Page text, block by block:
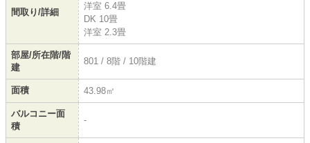
間取り/詳細
洋室 6.4畳
DK 10畳
洋室 2.3畳
部屋/所在階/階
建
801 / 8階 / 10階建
面積 43.98㎡
バルコニー面
積
-